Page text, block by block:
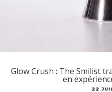
Glow Crush : The Smilist
en
22